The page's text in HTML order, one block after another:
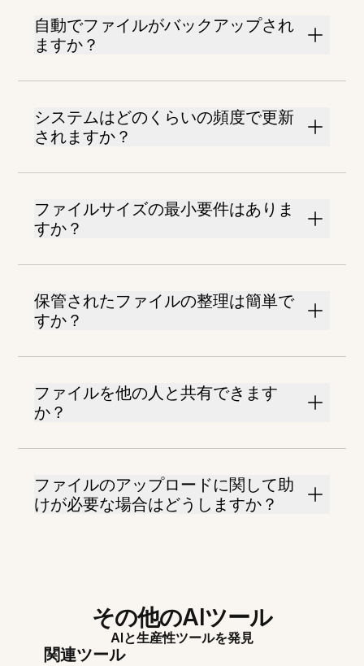
自動でファイルがバックアップされ
ますか？
システムはどのくらいの頻度で更新
されますか？
ファイルサイズの最小要件はありま
すか？
保管されたファイルの整理は簡単で
すか？
ファイルを他の人と共有できます
か？
ファイルのアップロードに関して助
けが必要な場合はどうしますか？
その他のAIツール
AIと生産性ツールを発見
関連ツール